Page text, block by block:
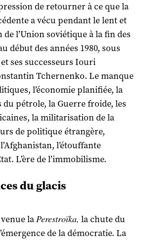
de retourner à ce que la
a vécu pendant le lent et
l’Union soviétique à la fin des
début des années 1980, sous
ses successeurs Iouri
Tchernenko. Le manque
l’économie planifiée, la
du pétrole, la Guerre froide, les
la militarisation de la
de politique étrangère,
l’étouffante
L’ère de l’immobilisme.
du glacis
la Perestroïka, la chute du
de la démocratie. La